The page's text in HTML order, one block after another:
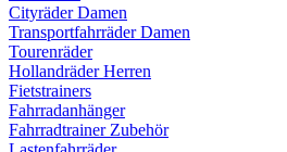
Cityräder Damen
Transportfahrräder Damen
Tourenräder
Hollandräder Herren
Fietstrainers
Fahrradanhänger
Fahrradtrainer Zubehör